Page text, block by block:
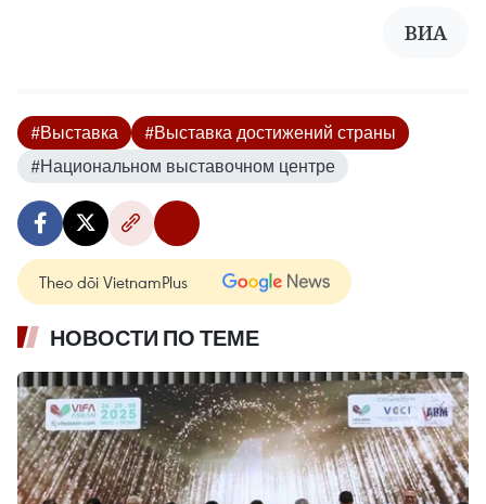
ВИА
#Выставка
#Выставка достижений страны
#Национальном выставочном центре
Theo dõi VietnamPlus
НОВОСТИ ПО ТЕМЕ